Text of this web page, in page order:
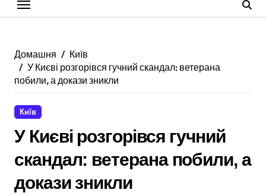
Домашня
Київ
У Києві розгорівся гучний скандал: ветерана
побили, а докази зникли
Київ
У Києві розгорівся гучний
скандал: ветерана побили, а
докази зникли